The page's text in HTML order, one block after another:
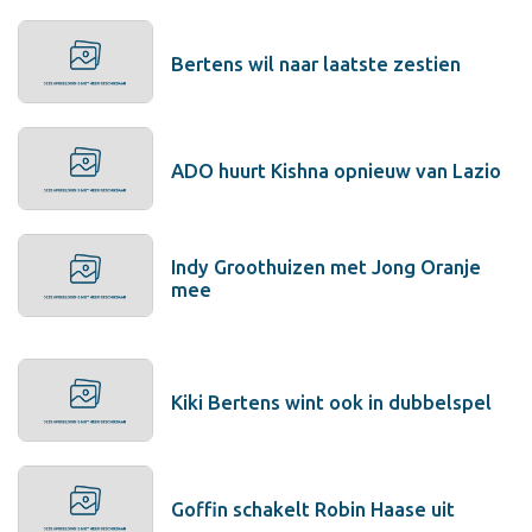
Bertens wil naar laatste zestien
ADO huurt Kishna opnieuw van Lazio
Indy Groothuizen met Jong Oranje
mee
Kiki Bertens wint ook in dubbelspel
Goffin schakelt Robin Haase uit